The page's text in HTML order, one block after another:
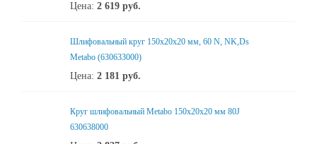
Цена: 2 619 руб.
Шлифовальный круг 150x20x20 мм, 60 N, NK,Ds
Metabo (630633000)
Цена: 2 181 руб.
Круг шлифовальный Metabo 150x20х20 мм 80J
630638000